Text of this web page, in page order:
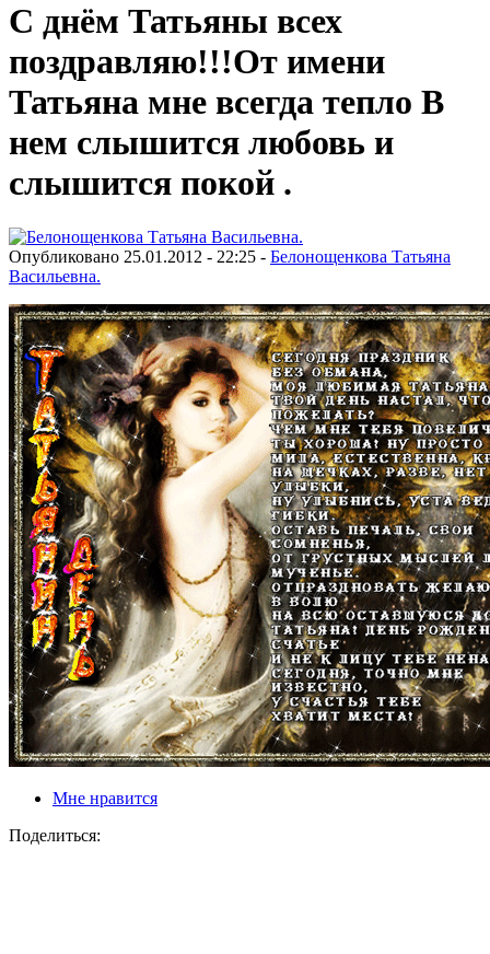
С днём Татьяны всех
поздравляю!!!От имени
Татьяна мне всегда тепло В
нем слышится любовь и
слышится покой .
Опубликовано 25.01.2012 - 22:25 - Белонощенкова Татьяна
Васильевна.
Мне нравится
Поделиться: